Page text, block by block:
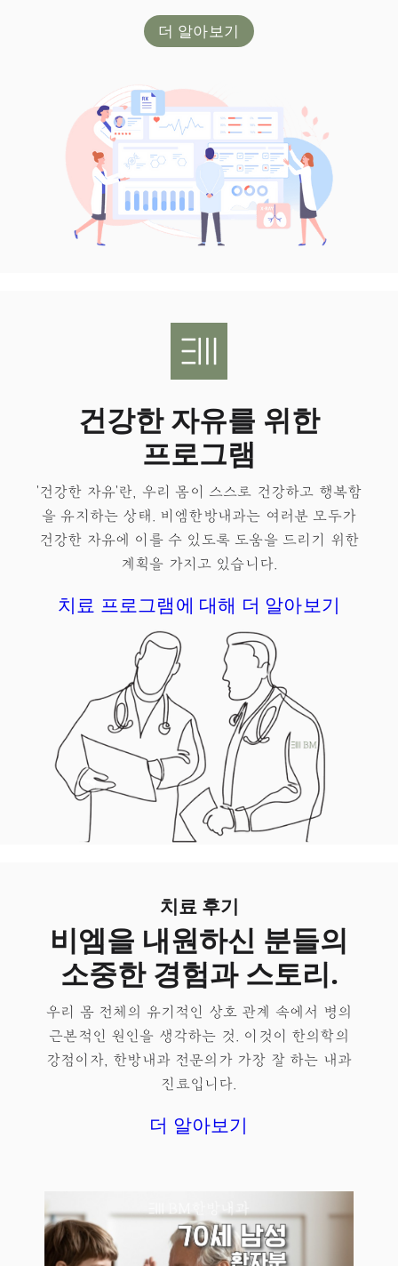
더 알아보기
건강한 자유를 위한
프로그램
'건강한 자유'란, 우리 몸이 스스로 건강하고 행복함
을 유지하는 상태.​ 비엠한방내과는 여러분 모두가
건강한 자유에 이를 수 있도록 도움을 드리기 위한
계획을 가지고 있습니다.
치료 프로그램에 대해 더 알아보기
치료 후기
비엠을 내원하신 분들의
소중한 경험과 스토리.
우리 몸 전체의 유기적인 상호 관계 속에서 병의
근본적인 원인을 생각하는 것. 이것이 한의학의
강점이자, 한방내과 전문의가 가장 잘 하는 내과
진료입니다.
더 알아보기